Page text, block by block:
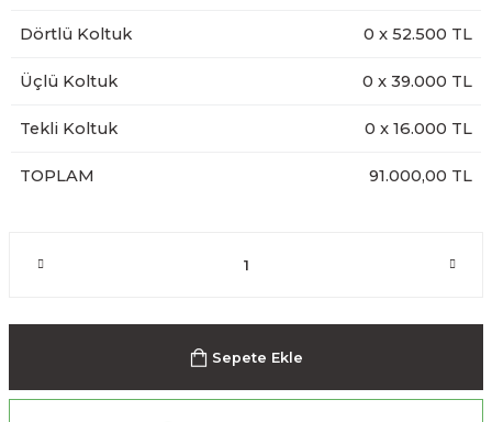
Dörtlü Koltuk 0 x 52.500 TL
Üçlü Koltuk 0 x 39.000 TL
Tekli Koltuk 0 x 16.000 TL
TOPLAM 91.000,00 TL
Sepete Ekle